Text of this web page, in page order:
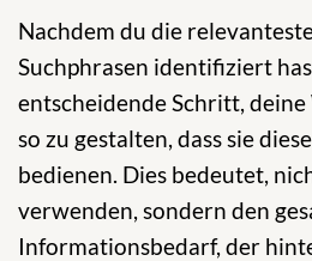
Nachdem du die
Suchphrasen identifiziert
entscheidende Schritt,
so zu gestalten, dass sie
bedienen. Dies bedeutet,
verwenden, sondern den
Informationsbedarf, der